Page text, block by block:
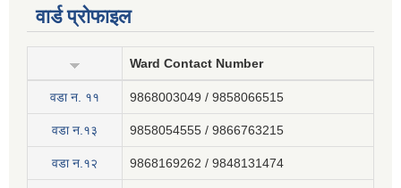
वार्ड प्रोफाइल
Ward Contact Number
वडा न‍. ११ 9868003049 / 9858066515
वडा न.१३ 9858054555 / 9866763215
वडा न.१२ 9868169262 / 9848131474